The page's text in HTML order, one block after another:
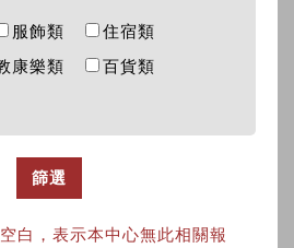
服飾類
住宿類
康樂類
百貨類
篩選
白，表示本中心無此相關報